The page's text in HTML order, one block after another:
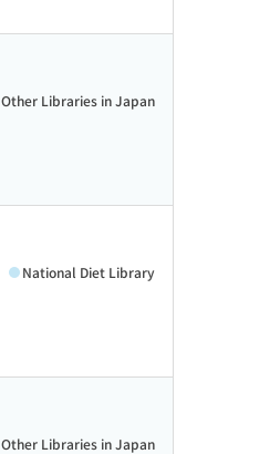
Other Libraries in Japan
National Diet Library
Other Libraries in Japan